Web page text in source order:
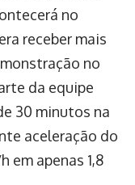
no
receber mais
no
da equipe
30 minutos na
aceleração do
em apenas 1,8